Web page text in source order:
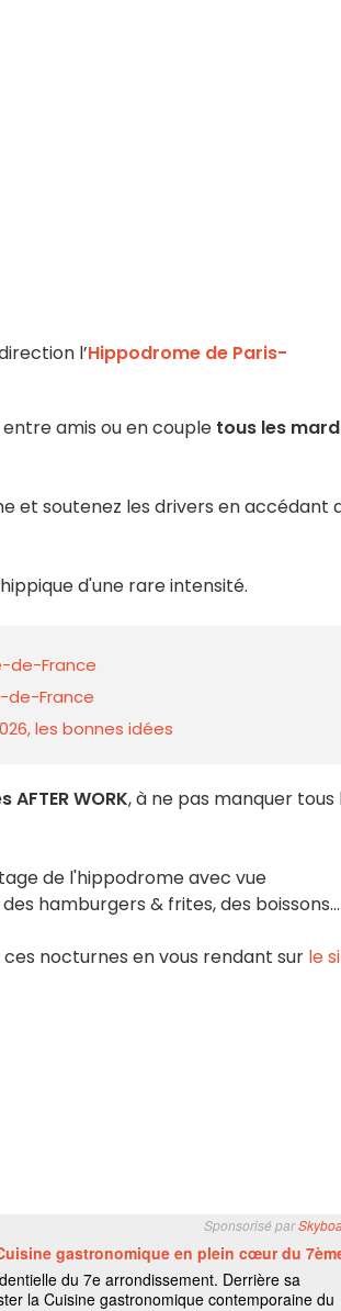
l’Hippodrome de Paris-
amis ou en couple tous les
et soutenez les drivers en accédant
d'une rare intensité.
de-France
de-France
les bonnes idées
AFTER WORK, à ne pas manquer tous
de l'hippodrome avec vue
hamburgers & frites, des boissons...
nocturnes en vous rendant sur le